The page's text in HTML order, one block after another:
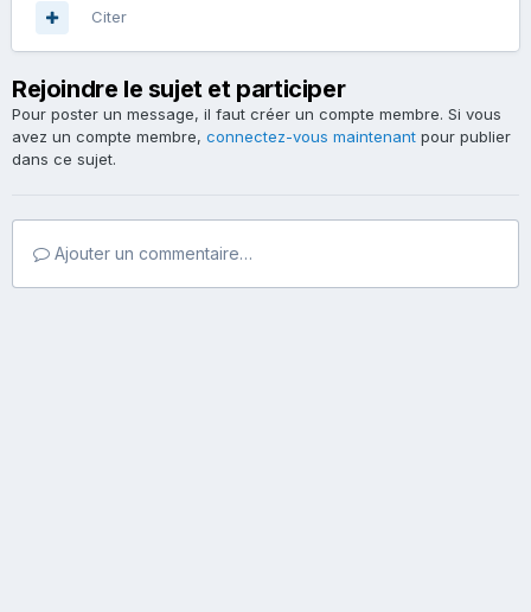
Citer
Rejoindre le sujet et participer
Pour poster un message, il faut créer un compte membre. Si vous
avez un compte membre, connectez-vous maintenant pour publier
dans ce sujet.
Ajouter un commentaire…